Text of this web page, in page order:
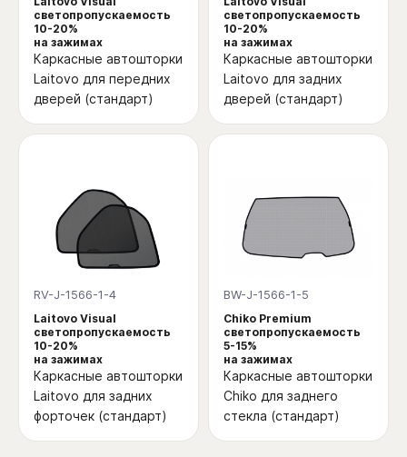
светопропускаемость
10-20%
на зажимах
Каркасные автошторки
Laitovo для передних
дверей (стандарт)
светопропускаемость
10-20%
на зажимах
Каркасные автошторки
Laitovo для задних
дверей (стандарт)
RV-J-1566-1-4
Laitovo Visual
светопропускаемость
10-20%
на зажимах
Каркасные автошторки
Laitovo для задних
форточек (стандарт)
BW-J-1566-1-5
Chiko Premium
светопропускаемость
5-15%
на зажимах
Каркасные автошторки
Chiko для заднего
стекла (стандарт)